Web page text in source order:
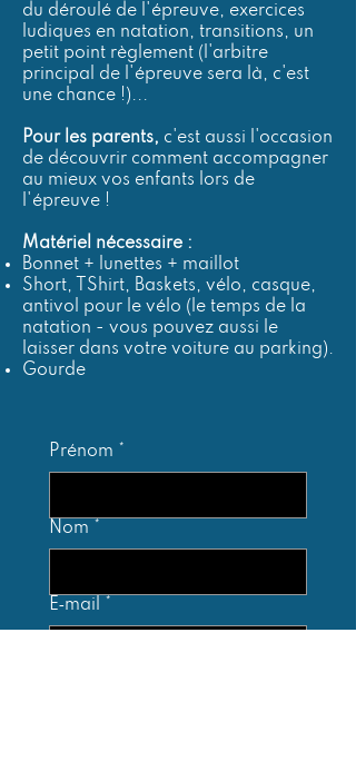
du déroulé de l'épreuve, exercices
ludiques en natation, transitions, un
petit point règlement (l'arbitre
principal de l'épreuve sera là, c'est
une chance !)...
Pour les parents, c'est aussi l'occasion
de découvrir comment accompagner
au mieux vos enfants lors de
l'épreuve !
Matériel nécessaire :
Bonnet + lunettes + maillot
Short, TShirt, Baskets, vélo, casque,
antivol pour le vélo (le temps de la
natation - vous pouvez aussi le
laisser dans votre voiture au parking).
Gourde
Prénom
Nom
E‑mail